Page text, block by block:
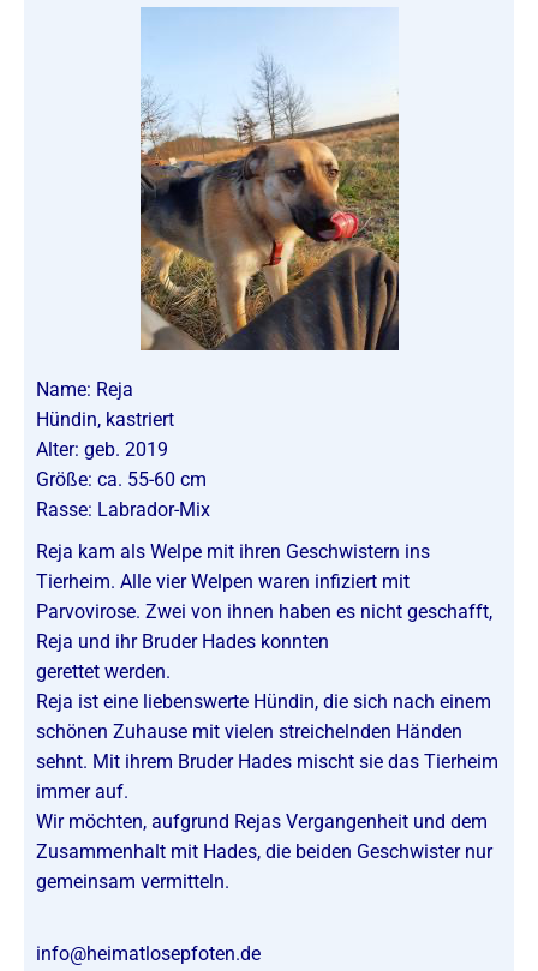
Name: Reja
Hündin, kastriert
Alter: geb. 2019
Größe: ca. 55-60 cm
Rasse: Labrador-Mix
Reja kam als Welpe mit ihren Geschwistern ins
Tierheim. Alle vier Welpen waren infiziert mit
Parvovirose. Zwei von ihnen haben es nicht geschafft,
Reja und ihr Bruder Hades konnten
gerettet werden.
Reja ist eine liebenswerte Hündin, die sich nach einem
schönen Zuhause mit vielen streichelnden Händen
sehnt. Mit ihrem Bruder Hades mischt sie das Tierheim
immer auf.
Wir möchten, aufgrund Rejas Vergangenheit und dem
Zusammenhalt mit Hades, die beiden Geschwister nur
gemeinsam vermitteln.
info@heimatlosepfoten.de